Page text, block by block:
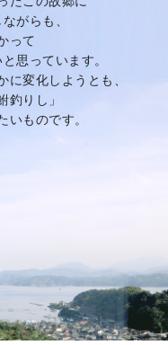
がらも、
って
思っています。
に変化しようとも、
釣りし」
いものです。